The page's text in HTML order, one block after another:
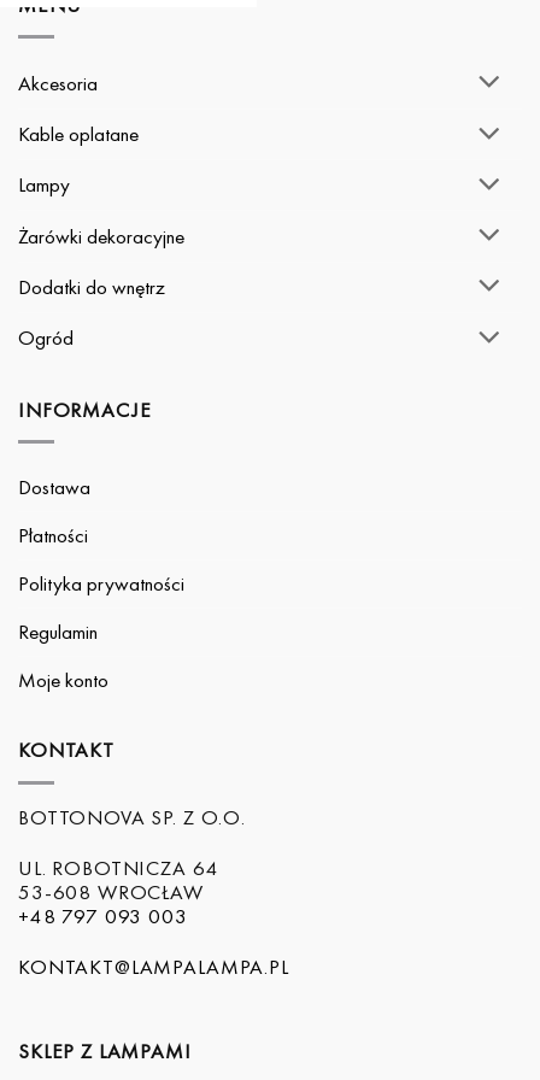
Akcesoria
Kable oplatane
Lampy
Żarówki dekoracyjne
Dodatki do wnętrz
Ogród
INFORMACJE
Dostawa
Płatności
Polityka prywatności
Regulamin
Moje konto
KONTAKT
BOTTONOVA SP. Z O.O.
UL. ROBOTNICZA 64
53-608 WROCŁAW
+48 797 093 003
KONTAKT@LAMPALAMPA.PL
SKLEP Z LAMPAMI